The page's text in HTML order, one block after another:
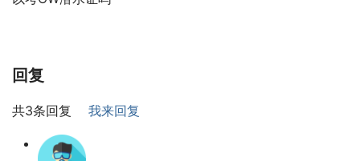
回复
共3条回复 我来回复